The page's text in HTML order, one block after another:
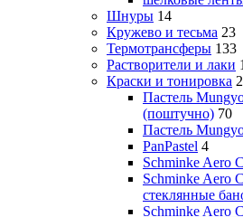
Шнуры 14
Кружево и тесьма 23
Термотрансферы 133
Растворители и лаки
Краски и тонировка
Пастель
(поштучно) 70
Пастель
PanPastel 4
Schminke Aero
Schminke Aero
стеклянные
Schminke Aero